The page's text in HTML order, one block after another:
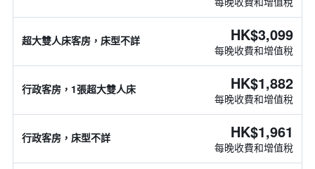
超大雙人床客房，床型不詳 HK$3,099
每晚收費和增值稅
行政客房，1張超大雙人床 HK$1,882
每晚收費和增值稅
行政客房，床型不詳 HK$1,961
每晚收費和增值稅